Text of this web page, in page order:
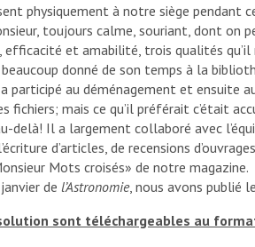
physiquement à notre siège pendant
toujours calme, souriant, dont on
efficacité et amabilité, trois qualités
donné de son temps à la
participé au déménagement et ensuite
fichiers; mais ce qu’il préférait c’était
delà! Il a largement collaboré avec
d’articles, de recensions
Mots croisés» de notre magazine.
del’Astronomie, nous avons publié
sont téléchargeables au